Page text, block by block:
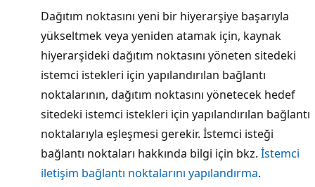
Dağıtım noktasını yeni bir hiyerarşiye başarıyla
yükseltmek veya yeniden atamak için, kaynak
hiyerarşideki dağıtım noktasını yöneten sitedeki
istemci istekleri için yapılandırılan bağlantı
noktalarının, dağıtım noktasını yönetecek hedef
sitedeki istemci istekleri için yapılandırılan bağlantı
noktalarıyla eşleşmesi gerekir. İstemci isteği
bağlantı noktaları hakkında bilgi için bkz. İstemci
iletişim bağlantı noktalarını yapılandırma.